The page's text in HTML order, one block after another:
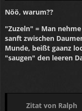
Nöö, warum??
"Zuzeln" = Man nehme
sanft zwischen
Munde, beißt gaanz
"saugen" den leeren
Zitat von Ralph